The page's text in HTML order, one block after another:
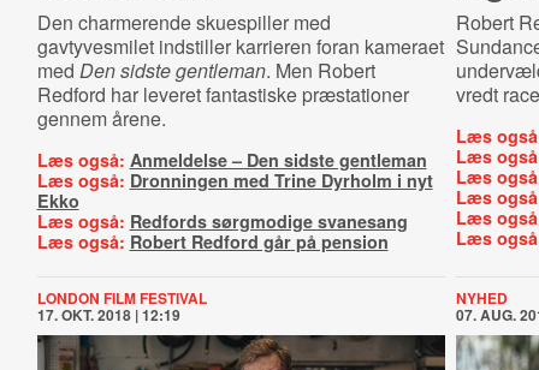
Den charmerende skuespiller med
gavtyvesmilet indstiller karrieren foran kameraet
med Den sidste gentleman. Men Robert
Redford har leveret fantastiske præstationer
gennem årene.
Læs også: Anmeldelse – Den sidste gentleman
Læs også: Dronningen med Trine Dyrholm i nyt
Ekko
Læs også: Redfords sørgmodige svanesang
Læs også: Robert Redford går på pension
Robert
vredt
Læs
Læs
Læs
Læs
Læs
Læs
LONDON FILM FESTIVAL
17. OKT. 2018 | 12:19
NYHED
07. AUG.